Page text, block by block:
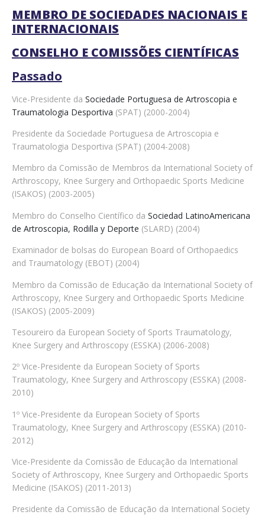
MEMBRO DE SOCIEDADES NACIONAIS E
INTERNACIONAIS
CONSELHO E COMISSÕES CIENTÍFICAS
Passado
Vice-Presidente da Sociedade Portuguesa de Artroscopia e
Traumatologia Desportiva (SPAT) (2000-2004)
Presidente da Sociedade Portuguesa de Artroscopia e
Traumatologia Desportiva (SPAT) (2004-2008)
Membro da Comissão de Membros da International Society of
Arthroscopy, Knee Surgery and Orthopaedic Sports Medicine
(ISAKOS) (2003-2005)
Membro do Conselho Científico da Sociedad LatinoAmericana
de Artroscopia, Rodilla y Deporte (SLARD) (2004)
Examinador de bolsas do European Board of Orthopaedics
and Traumatology (EBOT) (2004)
Membro da Comissão de Educação da International Society of
Arthroscopy, Knee Surgery and Orthopaedic Sports Medicine
(ISAKOS) (2005-2009)
Tesoureiro da European Society of Sports Traumatology,
Knee Surgery and Arthroscopy (ESSKA) (2006-2008)
2º Vice-Presidente da European Society of Sports
Traumatology, Knee Surgery and Arthroscopy (ESSKA) (2008-
2010)
1º Vice-Presidente da European Society of Sports
Traumatology, Knee Surgery and Arthroscopy (ESSKA) (2010-
2012)
Vice-Presidente da Comissão de Educação da International
Society of Arthroscopy, Knee Surgery and Orthopaedic Sports
Medicine (ISAKOS) (2011-2013)
Presidente da Comissão de Educação da International Society